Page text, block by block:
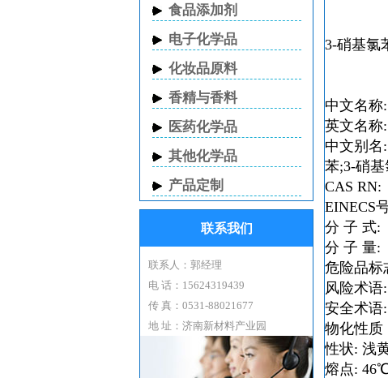
3-硝基氯
中文名
英文名称
中文别
苯;3-硝
CAS
EINECS
分 子 式:
分 子 量:
危险品
风险术
安全术语
物化性质
性状: 浅
熔点:
食品添加剂
电子化学品
化妆品原料
香精与香料
医药化学品
其他化学品
产品定制
联系我们
联系人：郭经理
电 话：15624319439
传 真：0531-88021677
地 址：济南新材料产业园